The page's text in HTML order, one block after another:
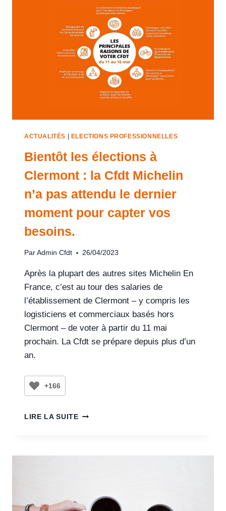
ACTUALITÉS | ELECTIONS PROFESSIONNELLES
Bientôt les élections à
Clermont : la Cfdt Michelin
n’a pas attendu le dernier
moment pour capter vos
besoins.
Par Admin Cfdt 26/04/2023
Après la plupart des autres sites Michelin En
France, c’est au tour des salaries de
l’établissement de Clermont – y compris les
logisticiens et commerciaux basés hors
Clermont – de voter à partir du 11 mai
prochain. La Cfdt se prépare depuis plus d’un
an.
+166
LIRE LA SUITE